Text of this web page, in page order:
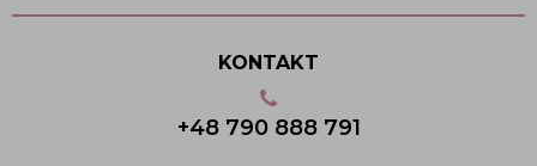
KONTAKT
+48 790 888 791